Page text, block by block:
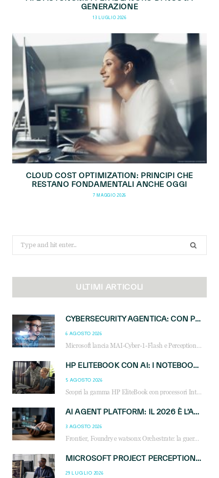
GENERAZIONE
13 LUGLIO 2026
CLOUD COST OPTIMIZATION: PRINCIPI CHE
RESTANO FONDAMENTALI ANCHE OGGI
7 MAGGIO 2026
Search
for:
ULTIMI ARTICOLI
CYBERSECURITY AGENTICA: CON PERCEPTION E MAI-CYBER-1-FLASH MICROSOFT APRE NUOVI SERVIZI PER IL CANALE
6 AGOSTO 2026
Microsoft lancia MAI-Cyber-1-Flash e Perception: cybersecurity agentica in preview dal 3 novembre. Cosa cambia per MSP, system integrator e reseller.
HP ELITEBOOK CON AI: I NOTEBOOK BUSINESS INTELLIGENTI CHE TRASFORMANO PRODUTTIVITÀ, SICUREZZA E LAVORO IBRIDO
5 AGOSTO 2026
Scopri la gamma HP EliteBook con processori Intel® Core™ Ultra e AMD Ryzen™ AI. Notebook business progettati per aumentare la produttività, migliorare la collaborazione e garantire sicurezza avanzata in ufficio e in mobilità.
AI AGENT PLATFORM: IL 2026 È L’ANNO DEL «SISTEMA OPERATIVO» PER GLI AGENTI AZIENDALI
3 AGOSTO 2026
Frontier, Foundry e watsonx Orchestrate: la guerra delle piattaforme AI agent ridisegna il mercato IT. Cosa cambia per reseller, MSP e system integrator.
MICROSOFT PROJECT PERCEPTION: COME GLI AGENTI AI CAMBIERANNO SOC, CYBERSECURITY E SERVIZI MSP
29 LUGLIO 2026